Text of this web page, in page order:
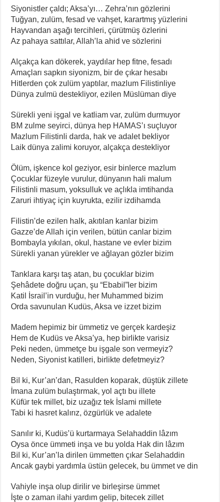
Siyonistler çaldı; Aksa’yı… Zehra’nın gözlerini
Tuğyan, zulüm, fesad ve vahşet, karartmış yüzlerini
Hayvandan aşağı tercihleri, çürütmüş özlerini
Az pahaya sattılar, Allah’la ahid ve sözlerini
Alçakça kan dökerek, yaydılar hep fitne, fesadı
Amaçları sapkın siyonizm, bir de çıkar hesabı
Hitlerden çok zulüm yaptılar, mazlum Filistinliye
Dünya zulmü destekliyor, ezilen Müslüman diye
Sürekli yeni işgal ve katliam var, zulüm durmuyor
BM zulme seyirci, dünya hep HAMAS’ı suçluyor
Mazlum Filistinli darda, hak ve adalet bekliyor
Laik dünya zalimi koruyor, alçakça destekliyor
Ölüm, işkence kol geziyor, esir binlerce mazlum
Çocuklar füzeyle vurulur, dünyanın hali malum
Filistinli masum, yoksulluk ve açlıkla imtihanda
Zaruri ihtiyaç için kuyrukta, ezilir izdihamda
Filistin’de ezilen halk, akıtılan kanlar bizim
Gazze’de Allah için verilen, bütün canlar bizim
Bombayla yıkılan, okul, hastane ve evler bizim
Sürekli yanan yürekler ve ağlayan gözler bizim
Tanklara karşı taş atan, bu çocuklar bizim
Şehâdete doğru uçan, şu “Ebabil”ler bizim
Katil İsrail’in vurduğu, her Muhammed bizim
Orda savunulan Kudüs, Aksa ve izzet bizim
Madem hepimiz bir ümmetiz ve gerçek kardeşiz
Hem de Kudüs ve Aksa’ya, hep birlikte varisiz
Peki neden, ümmetçe bu işgale son vermeyiz?
Neden, Siyonist katilleri, birlikte defetmeyiz?
Bil ki, Kur’an’dan, Rasulden koparak, düştük zillete
İmana zulüm bulaştırmak, yol açtı bu illete
Küfür tek millet, biz uzağız tek İslami millete
Tabi ki hasret kalırız, özgürlük ve adalete
Sanılır ki, Kudüs’ü kurtarmaya Selahaddin lâzım
Oysa önce ümmeti inşa ve bu yolda Hak din lâzım
Bil ki, Kur’an’la dirilen ümmetten çıkar Selahaddin
Ancak gaybi yardımla üstün gelecek, bu ümmet ve din
Vahiyle inşa olup dirilir ve birleşirse ümmet
İşte o zaman ilahi yardım gelip, bitecek zillet